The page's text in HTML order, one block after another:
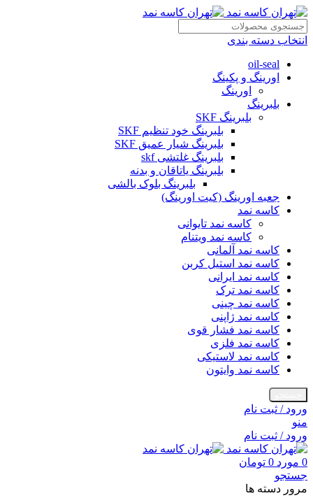
انتخاب دسته بندی
oil-seal
اورینگ و پکینگ
اورینگ
بلبرینگ
بلبرینگ SKF
بلبرینگ خود تنظیم SKF
بلبرینگ شیار عمیق SKF
بلبرینگ غلتشی skf
بلبرینگ یاتاقان و بدنه
بلبرینگ بلوک بالشی
جعبه اورینگ (کیت اورینگ)
کاسه نمد
کاسه نمد تایوانی
کاسه نمد ویتنام
کاسه نمد آلمانی
کاسه نمد استیل کربن
کاسه نمد ایرانی
کاسه نمد ترک
کاسه نمد چینی
کاسه نمد ژاپنی
کاسه نمد فشار قوی
کاسه نمد فلزی
کاسه نمد لاستیکی
کاسه نمد وایتون
ورود / ثبت نام
منو
ورود / ثبت نام
0 مورد 0 تومان
جستجو
مرور دسته ها